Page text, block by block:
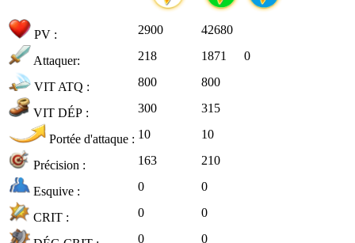
PV : 2900 42680
Attaquer: 218 1871 0
VIT ATQ : 800 800
VIT DÉP : 300 315
Portée d'attaque : 10 10
Précision : 163 210
Esquive : 0 0
CRIT : 0 0
0 0